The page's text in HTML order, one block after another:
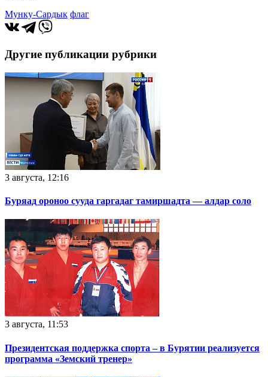
Мунку-Сардык флаг
Другие публикации рубрики
3 августа, 12:16
Буряад ороноо сууда гаргадаг тамиршадта — алдар соло
3 августа, 11:53
Президентская поддержка спорта – в Бурятии реализуется
программа «Земский тренер»